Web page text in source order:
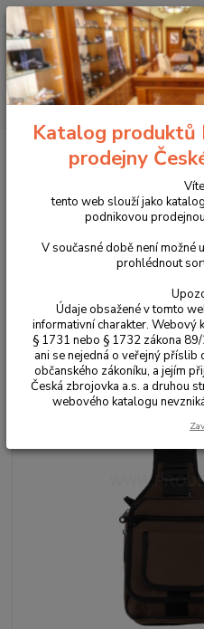
+420 225 375 800
Pouzdra, kufry na zbraně a
skryté nošení zbraní
Etue na skryté
Etue na skryté
DASTA model
Katalog produktů
prodejny
tento web slouží jako
podnikovou
V současné době není možné
prohlédnout
Údaje obsažené v tomto
informativní charakter. Webový
§ 1731 nebo § 1732 zákona
ani se nejedná o veřejný
občanského zákoníku, a jejím
Česká zbrojovka a.s. a druhou
webového katalogu